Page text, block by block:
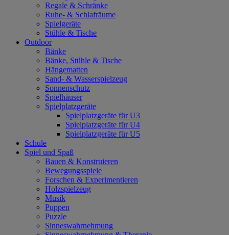
Regale & Schränke
Ruhe- & Schlafräume
Spielgeräte
Stühle & Tische
Outdoor
Bänke
Bänke, Stühle & Tische
Hängematten
Sand- & Wasserspielzeug
Sonnenschutz
Spielhäuser
Spielplatzgeräte
Spielplatzgeräte für U3
Spielplatzgeräte für U4
Spielplatzgeräte für U5
Schule
Spiel und Spaß
Bauen & Konstruieren
Bewegungsspiele
Forschen & Experimentieren
Holzspielzeug
Musik
Puppen
Puzzle
Sinneswahrnehmung